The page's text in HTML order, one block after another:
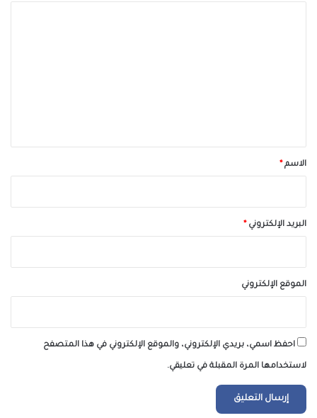
*الاسم*
البريد الإلكتروني*
الموقع الإلكتروني
احفظ اسمي، بريدي الإلكتروني، والموقع الإلكتروني في هذا المتصفح
لاستخدامها المرة المقبلة في تعليقي.